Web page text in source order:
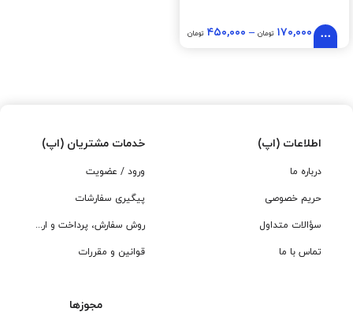
۱۷۰,۰۰۰ تومان– ۴۵۰,۰۰۰ تومان
اطلاعات (اپ)
درباره ما
حریم خصوصی
سؤالات متداول
تماس با ما
خدمات مشتریان (اپ)
ورود / عضویت
پیگیری سفارشات
روش سفارش، پرداخت و ارسال
قوانین و مقررات
مجوزها